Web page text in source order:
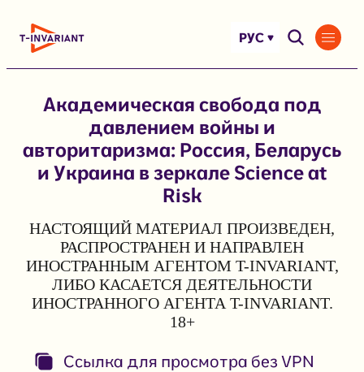
РУС
Академическая свобода под
давлением войны и
авторитаризма: Россия, Беларусь
и Украина в зеркале Science at
Risk
НАСТОЯЩИЙ МАТЕРИАЛ ПРОИЗВЕДЕН,
РАСПРОСТРАНЕН И НАПРАВЛЕН
ИНОСТРАННЫМ АГЕНТОМ T-INVARIANT,
ЛИБО КАСАЕТСЯ ДЕЯТЕЛЬНОСТИ
ИНОСТРАННОГО АГЕНТА T-INVARIANT.
18+
Ссылка для просмотра без VPN